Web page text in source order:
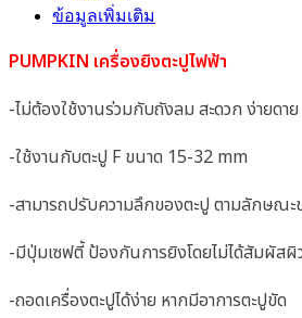
ข้อมูลเพิ่มเติม
PUMPKIN เครื่องยิงตะปูไฟฟ้า
-ไม่ต้องใช้งานร่วมกับถังลม สะดวก ง่ายดาย
-ใช้งานกับตะปู F ขนาด 15-32 mm
-สามารถปรับความลึกของตะปู ตามลักษณ
-มีปุ่มเซฟตี้ ป้องกันการยิงโดยไม่ได้สัมผัสผิ
-ถอดเครื่องตะปูได้ง่าย หากมีอาการตะปูขัด